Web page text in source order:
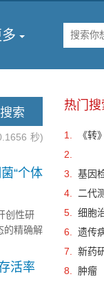
多
秒)
“个体
创性研
的精确解
活率
热门搜
1.
《转
2.
3.
基因
4.
二代
5.
细胞
6.
遗传
7.
新药
8.
肿瘤